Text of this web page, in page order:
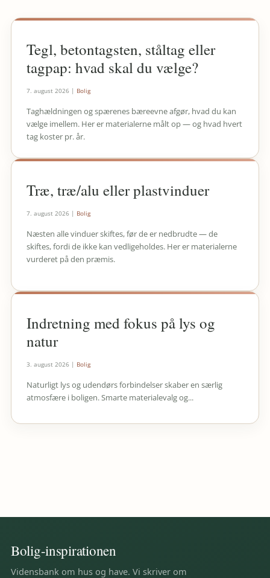
Tegl, betontagsten, ståltag eller
tagpap: hvad skal du vælge?
7. august 2026 | Bolig
Taghældningen og spærenes bæreevne afgør, hvad du kan
vælge imellem. Her er materialerne målt op — og hvad hvert
tag koster pr. år.
Træ, træ/alu eller plastvinduer
7. august 2026 | Bolig
Næsten alle vinduer skiftes, før de er nedbrudte — de
skiftes, fordi de ikke kan vedligeholdes. Her er materialerne
vurderet på den præmis.
Indretning med fokus på lys og
natur
3. august 2026 | Bolig
Naturligt lys og udendørs forbindelser skaber en særlig
atmosfære i boligen. Smarte materialevalg og...
Bolig-inspirationen
Vidensbank om hus og have. Vi skriver om